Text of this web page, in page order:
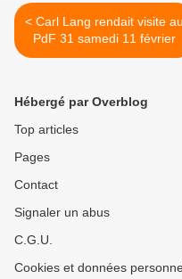
< Carl Lang rendait visite au
PdF 31 samedi 11 février
Hébergé par Overblog
Top articles
Pages
Contact
Signaler un abus
C.G.U.
Cookies et données